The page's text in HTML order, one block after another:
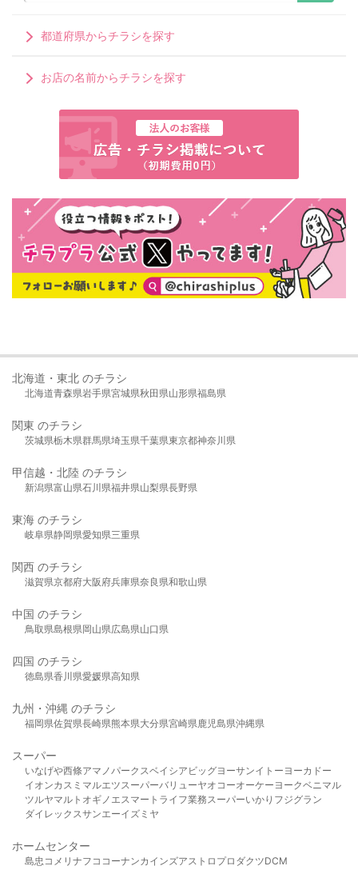
都道府県からチラシを探す
お店の名前からチラシを探す
北海道・東北 のチラシ
北海道青森県岩手県宮城県秋田県山形県福島県
関東 のチラシ
茨城県栃木県群馬県埼玉県千葉県東京都神奈川県
甲信越・北陸 のチラシ
新潟県富山県石川県福井県山梨県長野県
東海 のチラシ
岐阜県静岡県愛知県三重県
関西 のチラシ
滋賀県京都府大阪府兵庫県奈良県和歌山県
中国 のチラシ
鳥取県島根県岡山県広島県山口県
四国 のチラシ
徳島県香川県愛媛県高知県
九州・沖縄 のチラシ
福岡県佐賀県長崎県熊本県大分県宮崎県鹿児島県沖縄県
スーパー
いなげや西條アマノパークスベイシア ビッグヨーサンイトーヨーカドー
イオンカスミ マルエツスーパーバリューヤオコーオーケー ヨークベニマル
ツルヤマルト オギノ エスマート ライフ業務スーパーいかり フジグラン
ダイレックスサンエーイズミヤ
ホームセンター
島忠 コメリ ナフコ コーナンカインズアストロプロダクツDCM